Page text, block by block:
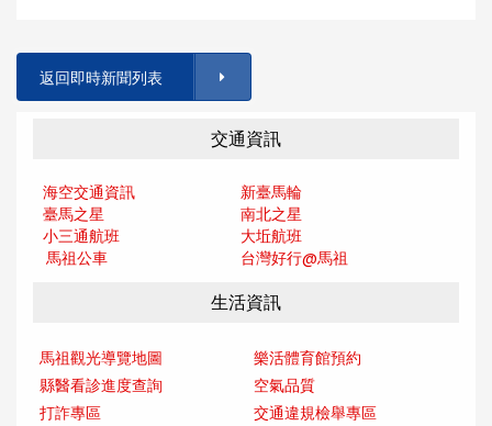
返回即時新聞列表
交通資訊
海空交通資訊
新臺馬輪
臺馬之星
南北之星
小三通航班
大坵航班
馬祖公車
台灣好行@馬祖
生活資訊
馬祖觀光導覽地圖
樂活體育館預約
縣醫看診進度查詢
空氣品質
打詐專區
交通違規檢舉專區